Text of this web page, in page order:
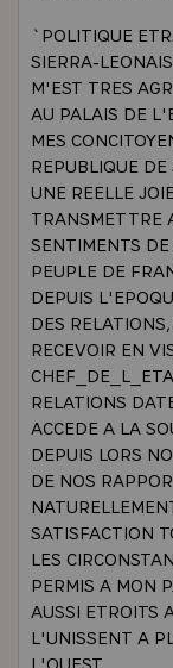
`POLITIQUE
SIERRA-
M'EST TRES
AU PALAIS DE
MES
REPUBLIQUE
UNE REELLE
TRANSMETTRE
SENTIMENTS
PEUPLE DE
DEPUIS
DES
RECEVOIR EN
RELATIONS
ACCEDE A LA
DEPUIS LORS
DE NOS
SATISFACTION
LES
PERMIS A MON
AUSSI ETROITS
L'UNISSENT A
L'OUEST.